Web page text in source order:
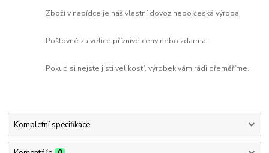
Zboží v nabídce je náš vlastní dovoz nebo česká výroba.
Poštovné za velice příznivé ceny nebo zdarma.
Pokud si nejste jisti velikostí, výrobek vám rádi přeměříme.
Kompletní specifikace